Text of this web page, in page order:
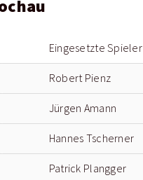
Eingesetzte Spieler
Robert Pienz
Jürgen Amann
Hannes Tscherner
Patrick Plangger